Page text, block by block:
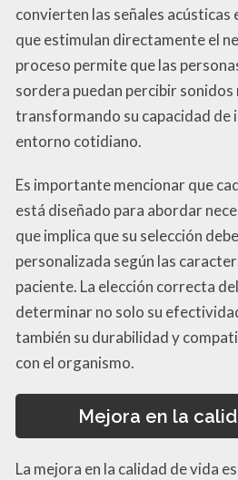
convierten las señales acústicas
que estimulan directamente el
proceso permite que las
sordera puedan percibir sonidos
transformando su capacidad de
entorno cotidiano.
Es importante mencionar que
está diseñado para abordar
que implica que su selección
personalizada según las
paciente. La elección correcta
determinar no solo su
también su durabilidad y
con el organismo.
Mejora en la
La mejora en la calidad de vida